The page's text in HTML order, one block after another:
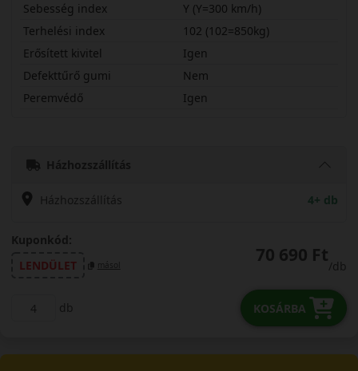
Sebesség index
Y (Y=300 km/h)
Terhelési index
102 (102=850kg)
Erősített kivitel
Igen
Defekttűrő gumi
Nem
Peremvédő
Igen
Házhozszállítás
Házhozszállítás 4+ db
Kuponkód:
LENDÜLET
másol 70 690 Ft
/db
db KOSÁRBA